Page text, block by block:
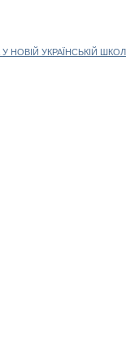
УКРАЇНСЬКІЙ ШКОЛІ